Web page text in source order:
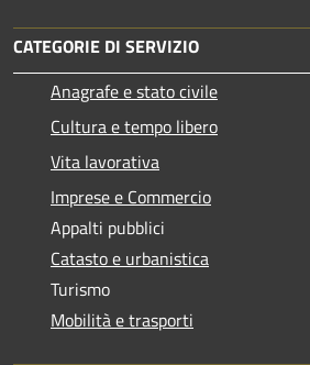
CATEGORIE DI SERVIZIO
Anagrafe e stato civile
Cultura e tempo libero
Vita lavorativa
Imprese e Commercio
Appalti pubblici
Catasto e urbanistica
Turismo
Mobilità e trasporti